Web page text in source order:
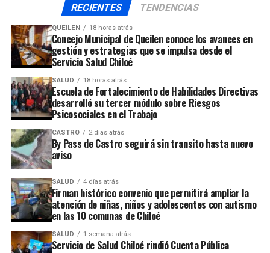
También la Fiscalía regional de Los Lagos reaccionó al
fallo de la Corte de Apelaciones de Puerto Montt, y
mediante la vocera de la institución, Carmen Barra,
apoyó la anulación del juicio oral que absolvió al único
acusado.
De acuerdo al comunicado de la Corte de Apelaciones,
los hechos ocurridos en isla Caguach, tuvieron lugar el
19 de diciembre de 2019, en horas de la mañana, cuando
el imputado
ex conviviente ubicado en sector La Capilla, de isla
Cahuach, comuna de Quinchao, circunstancias en que la
agredió reiteradamente a la víctima hasta causarle la
muerte por asfixia. Posteriormente el imputado huyó del
lugar de los hechos.
RECIENTES TENDENCIAS
QUEILEN 18 horas atrás
Concejo Municipal de Queilen conoce los avances en
gestión y estrategias que se impulsa desde el
Servicio Salud Chiloé
SALUD 18 horas atrás
Escuela de Fortalecimiento de Habilidades Directivas
desarrolló su tercer módulo sobre Riesgos
Psicosociales en el Trabajo
CASTRO 2 días atrás
By Pass de Castro seguirá sin transito hasta nuevo
aviso
SALUD 4 días atrás
Firman histórico convenio que permitirá ampliar la
atención de niñas, niños y adolescentes con autismo
en las 10 comunas de Chiloé
SALUD 1 semana atrás
Servicio de Salud Chiloé rindió Cuenta Pública